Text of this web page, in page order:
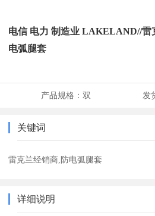
电信 电力 制造业 LAKELAND//雷
电弧腿套
产品规格： 双 发
关键词
雷克兰经销商,防电弧腿套
详细说明